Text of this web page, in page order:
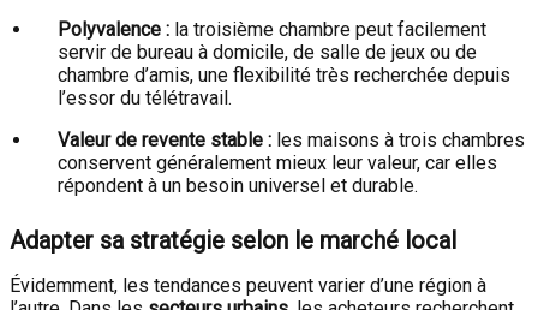
Polyvalence : la troisième chambre peut facilement
servir de bureau à domicile, de salle de jeux ou de
chambre d’amis, une flexibilité très recherchée depuis
l’essor du télétravail.
Valeur de revente stable : les maisons à trois chambres
conservent généralement mieux leur valeur, car elles
répondent à un besoin universel et durable.
Adapter sa stratégie selon le marché local
Évidemment, les tendances peuvent varier d’une région à